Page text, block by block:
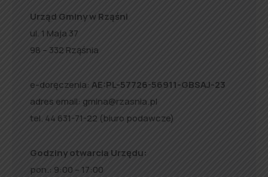
Urząd Gminy w Rząśni
ul. 1 Maja 37
98 – 332 Rząśnia
e-doręczenia: AE:PL-57726-56911-GBSAJ-23
adres email: gmina@rzasnia.pl
tel. 44 631-71-22 (biuro podawcze)
Godziny otwarcia Urzędu:
pon.: 9:00 – 17:00